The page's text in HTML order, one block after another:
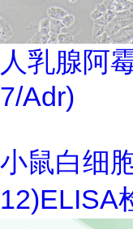
人乳腺阿
7/Adr)
小鼠白细
12)ELISA